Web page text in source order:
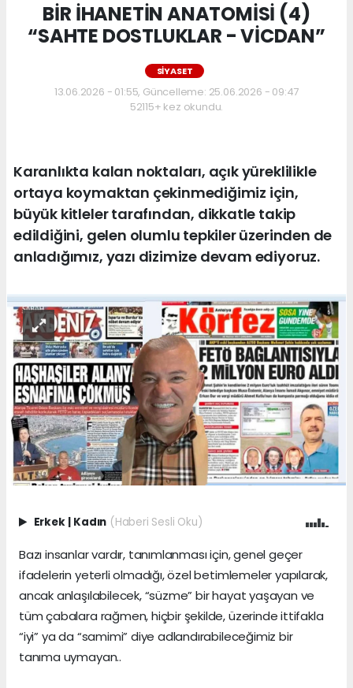
BİR İHANETİN ANATOMİSİ (4)
“SAHTE DOSTLUKLAR - VİCDAN”
SİYASET
13.06.2026 - 01:55, Güncelleme: 25.06.2026 - 09:47
52115+ kez okundu.
Karanlıkta kalan noktaları, açık yüreklilikle
ortaya koymaktan çekinmediğimiz için,
büyük kitleler tarafından, dikkatle takip
edildiğini, gelen olumlu tepkiler üzerinden de
anladığımız, yazı dizimize devam ediyoruz.
Erkek Kadın (Haberi Sesli Oku)
Bazı insanlar vardır, tanımlanması için, genel geçer
ifadelerin yeterli olmadığı, özel betimlemeler yapılarak,
ancak anlaşılabilecek, “süzme” bir hayat yaşayan ve
tüm çabalara rağmen, hiçbir şekilde, üzerinde ittifakla
“iyi” ya da “samimi” diye adlandırabileceğimiz bir
tanıma uymayan..